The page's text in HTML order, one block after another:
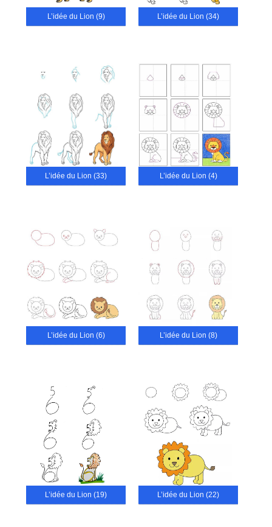
L’idée du Lion (9) L’idée du Lion (34)
L’idée du Lion (33) L’idée du Lion (4)
L’idée du Lion (6) L’idée du Lion (8)
L’idée du Lion (19) L’idée du Lion (22)